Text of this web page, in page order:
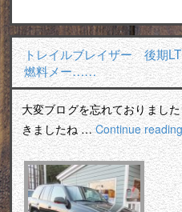
トレイルブレイザー 後
燃料メー……
大変ブログを忘れておりまし
きましたね …Continue